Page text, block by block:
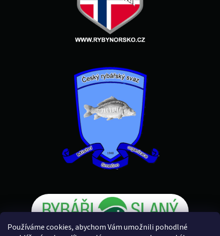
Používáme cookies, abychom Vám umožnili pohodlné